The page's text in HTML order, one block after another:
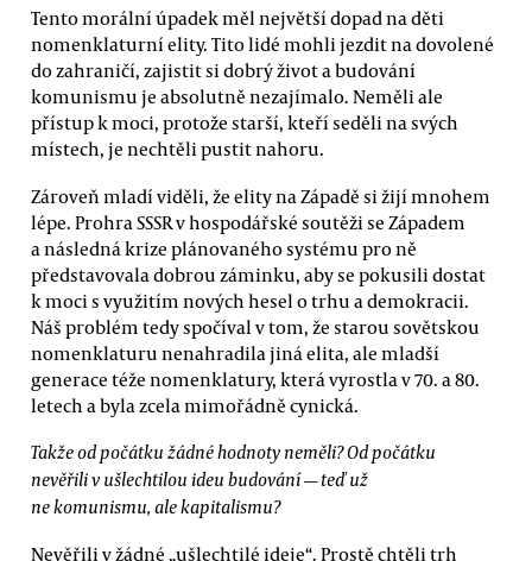
Tento morální úpadek měl největší dopad na děti
nomenklaturní elity. Tito lidé mohli jezdit na dovolené
do zahraničí, zajistit si dobrý život a budování
komunismu je absolutně nezajímalo. Neměli ale
přístup k moci, protože starší, kteří seděli na svých
místech, je nechtěli pustit nahoru.
Zároveň mladí viděli, že elity na Západě si žijí mnohem
lépe. Prohra SSSR v hospodářské soutěži se Západem
a následná krize plánovaného systému pro ně
představovala dobrou záminku, aby se pokusili dostat
k moci s využitím nových hesel o trhu a demokracii.
Náš problém tedy spočíval v tom, že starou sovětskou
nomenklaturu nenahradila jiná elita, ale mladší
generace téže nomenklatury, která vyrostla v 70. a 80.
letech a byla zcela mimořádně cynická.
Takže od počátku žádné hodnoty neměli? Od počátku
nevěřili v ušlechtilou ideu budování — teď už
ne komunismu, ale kapitalismu?
Nevěřili v žádné „ušlechtilé ideje“. Prostě chtěli trh